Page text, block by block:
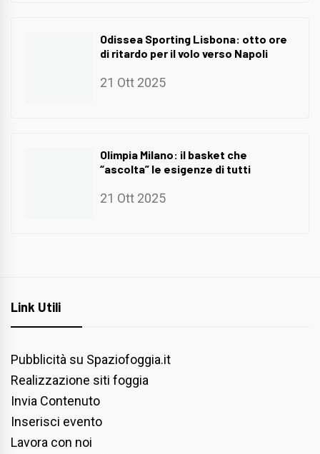
Odissea Sporting Lisbona: otto ore
di ritardo per il volo verso Napoli
21 Ott 2025
Olimpia Milano: il basket che
“ascolta” le esigenze di tutti
21 Ott 2025
Link Utili
Pubblicità su Spaziofoggia.it
Realizzazione siti foggia
Invia Contenuto
Inserisci evento
Lavora con noi